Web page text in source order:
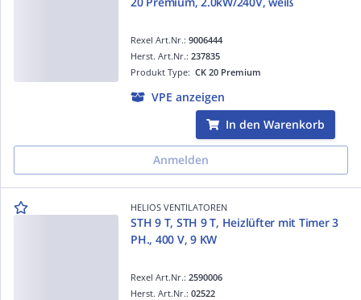
Rexel Art.Nr.: 9006444
Produkt Type: CK 20 Premium
Herst. Art.Nr.: 237835
VPE anzeigen
In den Warenkorb
Anmelden
HELIOS VENTILATOREN
STH 9 T, STH 9 T, Heizlüfter mit Timer 3
PH., 400 V, 9 KW
Rexel Art.Nr.: 2590006
Herst. Art.Nr.: 02522